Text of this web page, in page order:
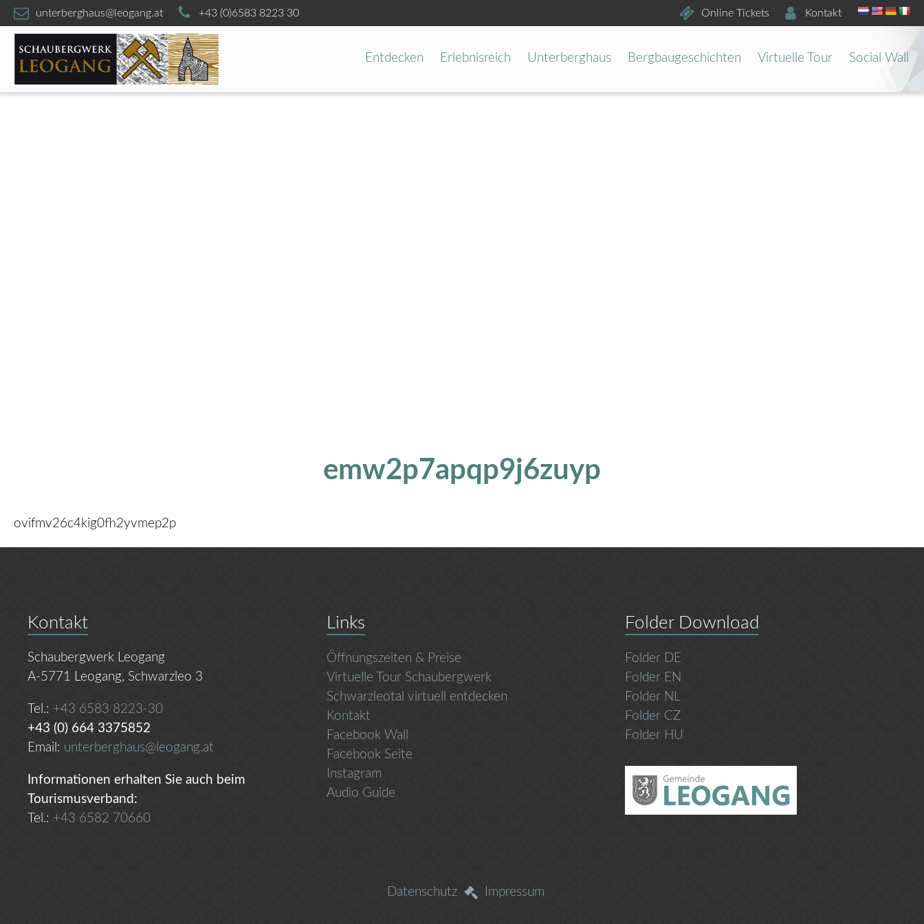
unterberghaus@leogang.at +43 (0)6583 8223 30 Online Tickets Kontakt
Entdecken Erlebnisreich Unterberghaus Bergbaugeschichten Virtuelle Tour Social Wall
emw2p7apqp9j6zuyp
ovifmv26c4kig0fh2yvmep2p
Kontakt
Schaubergwerk Leogang
A-5771 Leogang, Schwarzleo 3
Tel.: +43 6583 8223-30
+43 (0) 664 3375852
Email: unterberghaus@leogang.at
Informationen erhalten Sie auch beim
Tourismusverband:
Tel.: +43 6582 70660
Links
Öffnungszeiten & Preise
Virtuelle Tour Schaubergwerk
Schwarzleotal virtuell entdecken
Kontakt
Facebook Wall
Facebook Seite
Instagram
Audio Guide
Folder Download
Folder DE
Folder EN
Folder NL
Folder CZ
Folder HU
Datenschutz Impressum